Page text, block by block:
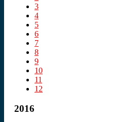
3
4
5
6
7
8
9
10
11
12
2016